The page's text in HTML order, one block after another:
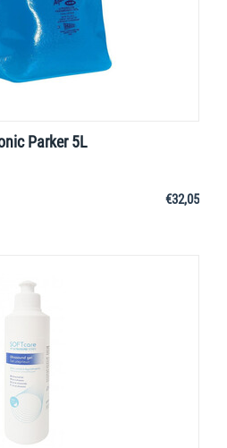
Parker 5L
€32,05